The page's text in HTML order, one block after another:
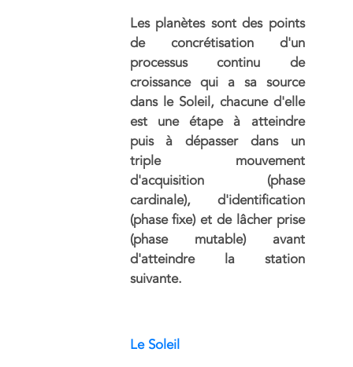
Les planètes sont des points
de concrétisation d'un
processus continu de
croissance qui a sa source
dans le Soleil, chacune d'elle
est une étape à atteindre
puis à dépasser dans un
triple mouvement
d'acquisition (phase
cardinale), d'identification
(phase fixe) et de lâcher prise
(phase mutable) avant
d'atteindre la station
suivante.
Le Soleil